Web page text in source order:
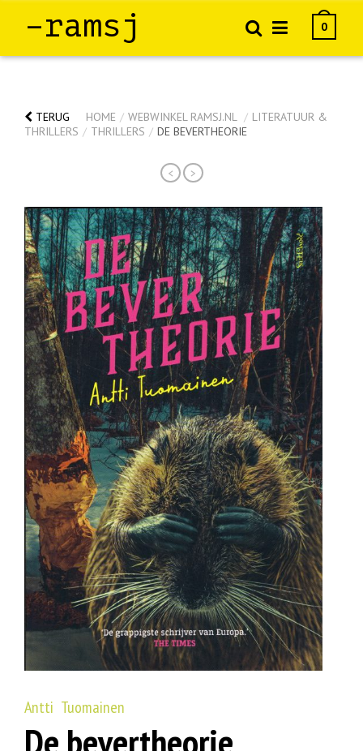
–ramsj 0
TERUG HOME / WEBWINKEL RAMSJ.NL / LITERATUUR &
THRILLERS / THRILLERS / DE BEVERTHEORIE
< >
Antti Tuomainen
De bevertheorie